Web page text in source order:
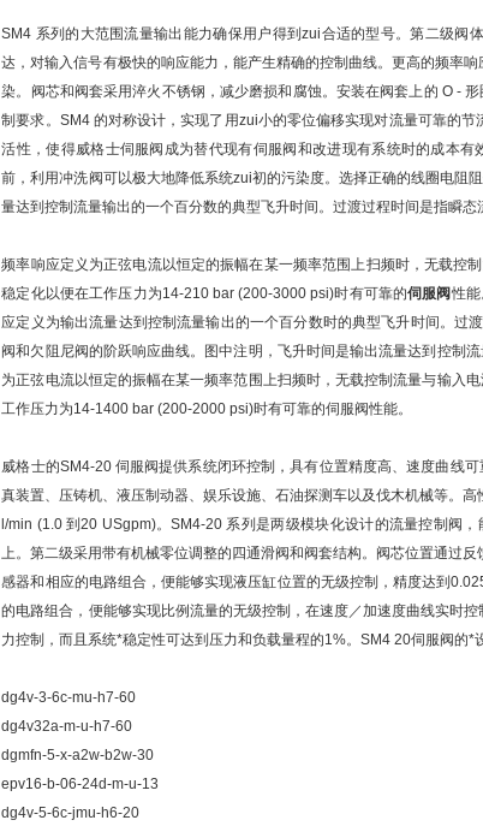
SM4 系列的大范围流量输出能力确保用户得到zui合适的型号。第二级阀
达，对输入信号有极快的响应能力，能产生精确的控制曲线。更高的频率
染。阀芯和阀套采用淬火不锈钢，减少磨损和腐蚀。安装在阀套上的 O -
制要求。SM4 的对称设计，实现了用zui小的零位偏移实现对流量可靠的
活性，使得威格士伺服阀成为替代现有伺服阀和改进现有系统时的成本
前，利用冲洗阀可以极大地降低系统zui初的污染度。选择正确的线圈电阻
量达到控制流量输出的一个百分数的典型飞升时间。过渡过程时间是指瞬
频率响应定义为正弦电流以恒定的振幅在某一频率范围上扫频时，无载控
稳定化以便在工作压力为14-210 bar (200-3000 psi)时有可靠的伺服阀性
应定义为输出流量达到控制流量输出的一个百分数时的典型飞升时间。过
阀和欠阻尼阀的阶跃响应曲线。图中注明，飞升时间是输出流量达到控制
为正弦电流以恒定的振幅在某一频率范围上扫频时，无载控制流量与输入
工作压力为14-1400 bar (200-2000 psi)时有可靠的伺服阀性能。
威格士的SM4-20 伺服阀提供系统闭环控制，具有位置精度高、速度曲线
真装置、压铸机、液压制动器、娱乐设施、石油探测车以及伐木机械等。
l/min (1.0 到20 USgpm)。SM4-20 系列是两级模块化设计的流量控制阀
上。第二级采用带有机械零位调整的四通滑阀和阀套结构。阀芯位置通过
感器和相应的电路组合，便能够实现液压缸位置的无级控制，精度达到
的电路组合，便能够实现比例流量的无级控制，在速度／加速度曲线实时
力控制，而且系统*稳定性可达到压力和负载量程的1%。SM4 20伺服阀的*
dg4v-3-6c-mu-h7-60
dg4v32a-m-u-h7-60
dgmfn-5-x-a2w-b2w-30
epv16-b-06-24d-m-u-13
dg4v-5-6c-jmu-h6-20